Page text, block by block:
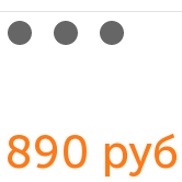
890 руб